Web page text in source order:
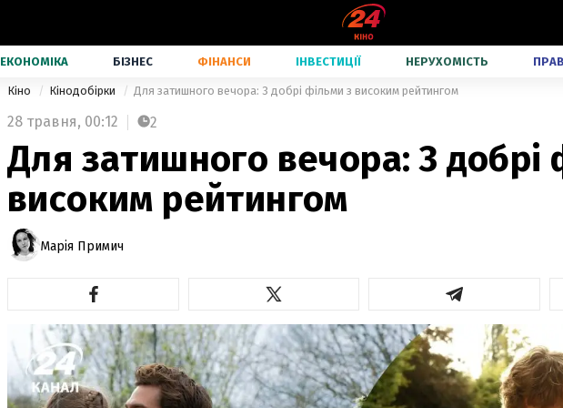
ЕКОНОМІКА БІЗНЕС ФІНАНСИ ІНВЕСТИЦІЇ НЕРУХОМІСТЬ
Кіно Кінодобірки Для затишного вечора: 3 добрі фільми з високим рейтингом
28 травня, 00:12 2
Для затишного вечора: 3 добрі
високим рейтингом
Марія Примич